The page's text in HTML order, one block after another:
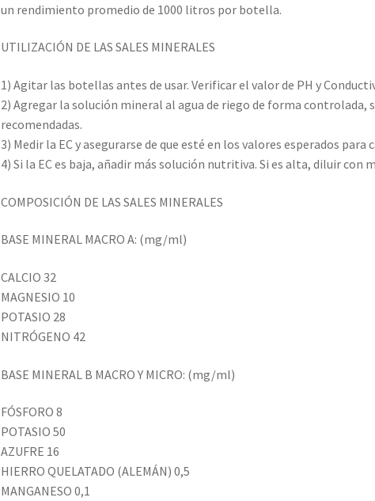
un rendimiento promedio de 1000 litros por botella.
UTILIZACIÓN DE LAS SALES MINERALES
1) Agitar las botellas antes de usar. Verificar el valor de PH y
2) Agregar la solución mineral al agua de riego de forma controlada,
recomendadas.
3) Medir la EC y asegurarse de que esté en los valores esperados para
4) Si la EC es baja, añadir más solución nutritiva. Si es alta, diluir con
COMPOSICIÓN DE LAS SALES MINERALES
BASE MINERAL MACRO A: (mg/ml)
CALCIO 32
MAGNESIO 10
POTASIO 28
NITRÓGENO 42
BASE MINERAL B MACRO Y MICRO: (mg/ml)
FÓSFORO 8
POTASIO 50
AZUFRE 16
HIERRO QUELATADO (ALEMÁN) 0,5
MANGANESO 0,1